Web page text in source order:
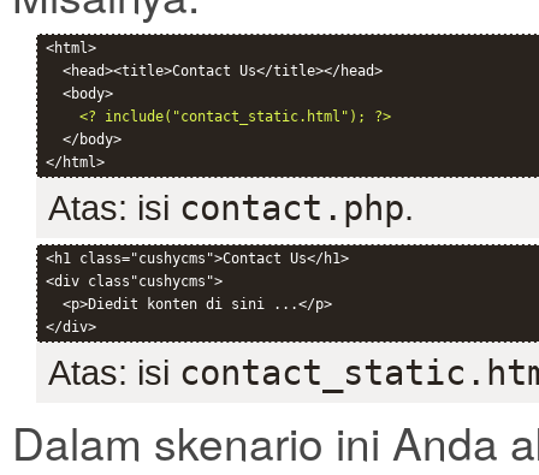
<html>
  <head><title>Contact Us</title></head>
  <body>
<? include("contact_static.html"); ?>
  </body>
Atas: isi contact.php.
<h1 class="cushycms">Contact Us</h1>
<div class"cushycms">
  <p>Diedit konten di sini ...</p>
Atas: isi
Dalam skenario ini Anda